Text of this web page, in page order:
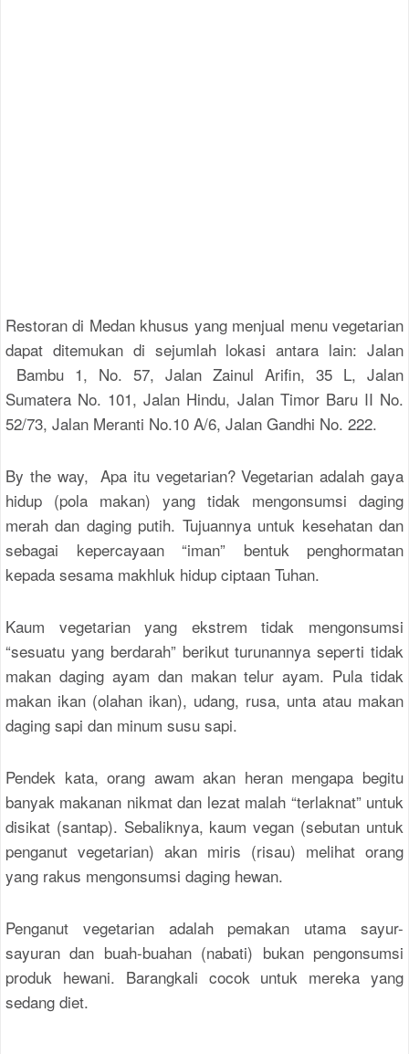
Restoran di Medan khusus yang menjual menu vegetarian
dapat ditemukan di sejumlah lokasi antara lain: Jalan
Bambu 1, No. 57, Jalan Zainul Arifin, 35 L, Jalan
Sumatera No. 101, Jalan Hindu, Jalan Timor Baru II No.
52/73, Jalan Meranti No.10 A/6, Jalan Gandhi No. 222.
By the way, Apa itu vegetarian? Vegetarian adalah gaya
hidup (pola makan) yang tidak mengonsumsi daging
merah dan daging putih. Tujuannya untuk kesehatan dan
sebagai kepercayaan “iman” bentuk penghormatan
kepada sesama makhluk hidup ciptaan Tuhan.
Kaum vegetarian yang ekstrem tidak mengonsumsi
“sesuatu yang berdarah” berikut turunannya seperti tidak
makan daging ayam dan makan telur ayam. Pula tidak
makan ikan (olahan ikan), udang, rusa, unta atau makan
daging sapi dan minum susu sapi.
Pendek kata, orang awam akan heran mengapa begitu
banyak makanan nikmat dan lezat malah “terlaknat” untuk
disikat (santap). Sebaliknya, kaum vegan (sebutan untuk
penganut vegetarian) akan miris (risau) melihat orang
yang rakus mengonsumsi daging hewan.
Penganut vegetarian adalah pemakan utama sayur-
sayuran dan buah-buahan (nabati) bukan pengonsumsi
produk hewani. Barangkali cocok untuk mereka yang
sedang diet.